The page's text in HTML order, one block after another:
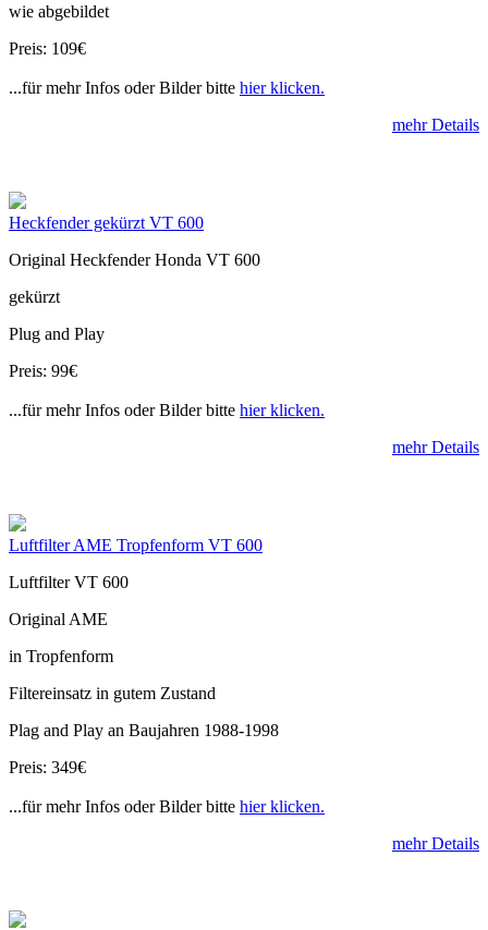
wie abgebildet
Preis: 109€
...für mehr Infos oder Bilder bitte hier klicken.
mehr Details
Heckfender gekürzt VT 600
Original Heckfender Honda VT 600
gekürzt
Plug and Play
Preis: 99€
...für mehr Infos oder Bilder bitte hier klicken.
mehr Details
Luftfilter AME Tropfenform VT 600
Luftfilter VT 600
Original AME
in Tropfenform
Filtereinsatz in gutem Zustand
Plag and Play an Baujahren 1988-1998
Preis: 349€
...für mehr Infos oder Bilder bitte hier klicken.
mehr Details